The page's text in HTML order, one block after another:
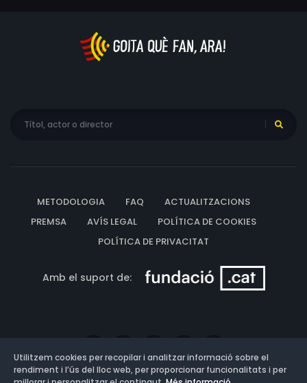
METODOLOGIA FAQ
ACTUALITZACIONS
PREMSA
AVÍS LEGAL
POLÍTICA DE COOKIES
POLÍTICA DE PRIVACITAT
Amb el suport de:
Utilitzem cookies per recopilar i analitzar informació sobre el
rendiment i l’ús del lloc web, per proporcionar funcionalitats i per